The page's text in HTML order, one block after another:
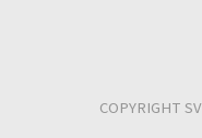
COPYRIGHT